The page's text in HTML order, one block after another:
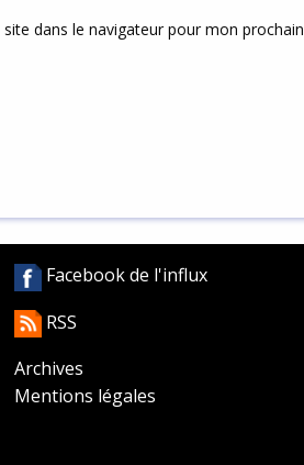
dans le navigateur pour mon prochain
Facebook de l'influx
RSS
Archives
Mentions légales